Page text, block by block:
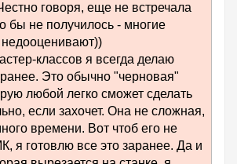
говоря, еще не встречала
бы не получилось - многие
недооценивают))
классов я всегда делаю
Это обычно "черновая"
любой легко сможет сделать
если захочет. Она не сложная,
времени. Вот чтоб его не
я готовлю все это заранее. Да и